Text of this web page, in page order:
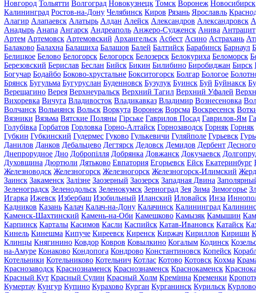
Новгород Тольятти Волгоград Новокузнецк Томск Воронеж Новосибирск
Калининград Ростов-на-Дону Челябинск Киров Рязань Ярославль
Алагир Алапаевск Алатырь Алдан Алейск Александров Александровск
Анадырь Анапа Ангарск Андреаполь Анжеро-Судженск Анива Антрацит
Артем Артемовск Артемовский Архангельск Асбест Асино Астрахань
Балаково Балахна Балашиха Балашов Балей Балтийск Барабинск Барнаул
Белицкое Белово Белогорск Белогорск Белозерск Белокуриха Беломорск
Березовский Берислав Беслан Бийск Бикин Билибино Биробиджан Бирск
Богучар Бодайбо Боково-хрустальне Бокситогорск Болгар Бологое
Брянск Бугульма Бугуруслан Буденновск Бузулук Буинск Буй Буйнакск
Верещагино Верея Верхнеуральск Верхний Тагил Верхний Уфалей
Вихоревка Вичуга Владивосток Владикавказ Владимир Вознесеновка
Волчанск Вольнянск Вольск Воркута Воронеж Ворсма Воскресенск
Вязники Вязьма Вятские Поляны Гірське Гаврилов Посад Гаврилов-Ям
Голубівка Горбатов Горловка Горно-Алтайск Горнозаводск Горняк Горняк
Губкин Губкинский Гудермес Гуково Гулькевичи Гуляйполе Гурьевск
Данилов Данков Дебальцево Дегтярск Дедовск Демидов Дербент
Днепрорудное Дно Добропілля Добрянка Довжанск Докучаевск
Духовщина Дюртюли Дятьково Евпатория Егорьевск Ейск Екатеринбург
Железноводск Железногорск Железногорск Железногорск-Илимский
Заинск Закаменск Залізне Заозерный Заозерск Западная Двина
Зеленоградск Зеленодольск Зеленокумск Зерноград Зея Зима Зимогорье
Игарка Ижевск Избербаш Изобильный Иланский Иловайск Инза
Кадников Казань Калач Калач-на-Дону Калачинск Калининград
Каменск-Шахтинский Камень-на-Оби Камешково Камызяк Камышин
Карпинск Карталы Касимов Касли Каспийск Катав-Ивановск Катайск
Кинель Кинешма Кипуче Киреевск Киренск Киржач Кириллов Кириши
Клинцы Княгинино Ковдор Ковров Ковылкино Когалым Кодинск
на-Амуре Конаково Кондопога Кондрово Константиновск Копейск
Котельники Котельниково Котельнич Котлас Котово Котовск Кохма
Краснозаводск Краснознаменск Краснознаменск Краснокаменск
Красный Кут Красный Сулин Красный Холм Кремінна Кременки
Кумертау Кунгур Купино Курахово Курган Курганинск Курильск Курлово